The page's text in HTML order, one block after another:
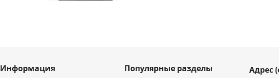
Информация Популярные разделы Адрес